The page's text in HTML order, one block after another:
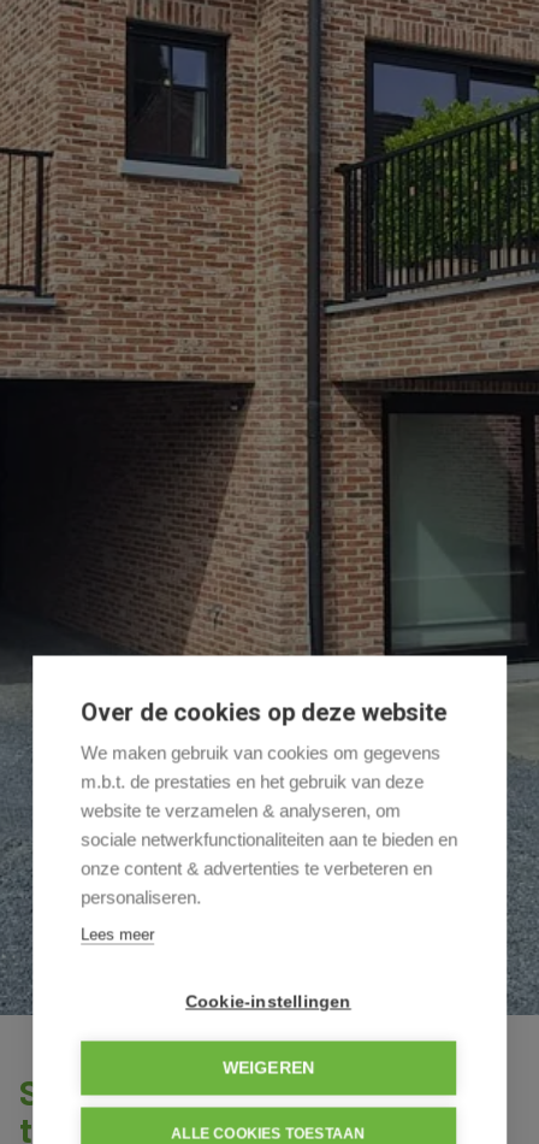
Stijlvol en luxueus appartement
te huur in Beverst-Bilzen
Over de cookies op deze website
We maken gebruik van cookies om gegevens
m.b.t. de prestaties en het gebruik van deze
website te verzamelen & analyseren, om
sociale netwerkfunctionaliteiten aan te bieden en
onze content & advertenties te verbeteren en
personaliseren.
Lees meer
Cookie-instellingen
WEIGEREN
ALLE COOKIES TOESTAAN